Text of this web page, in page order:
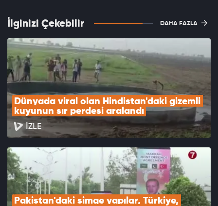
İlginizi Çekebilir DAHA FAZLA
Dünyada viral olan Hindistan'daki gizemli
kuyunun sır perdesi aralandı
İZLE
Pakistan'daki simge yapılar, Türkiye,